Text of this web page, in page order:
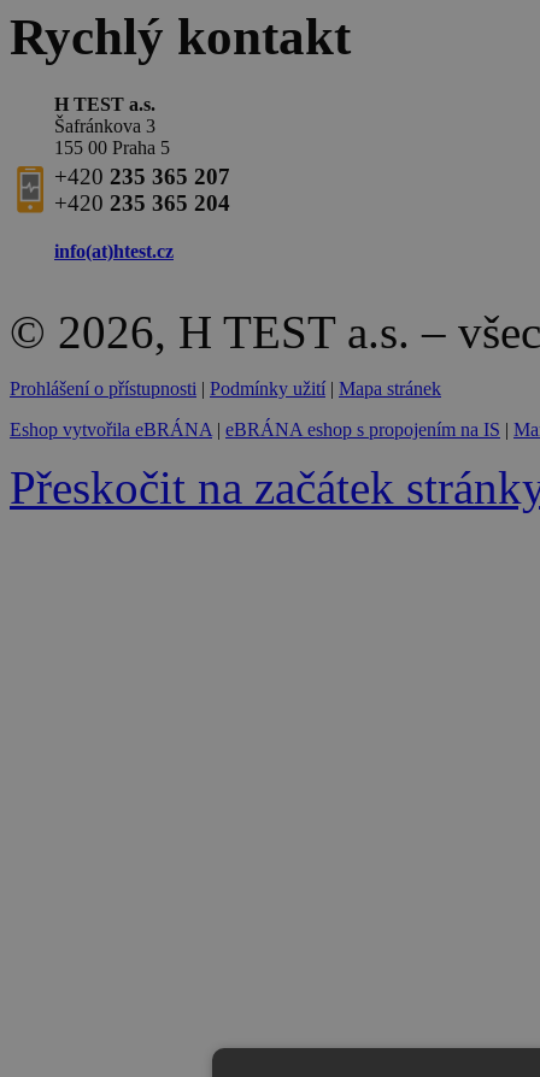
Rychlý kontakt
H TEST a.s.
Šafránkova 3
155 00 Praha 5
+420 235 365 207
+420 235 365 204
info(at)htest.cz
© 2026, H TEST a.s. –
Prohlášení o přístupnosti | Podmínky užití | Mapa stránek
Eshop vytvořila eBRÁNA | eBRÁNA eshop s propojením na IS |
Přeskočit na začátek